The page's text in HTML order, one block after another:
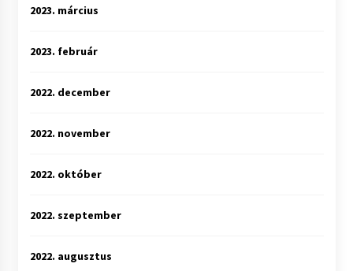
2023. március
2023. február
2022. december
2022. november
2022. október
2022. szeptember
2022. augusztus